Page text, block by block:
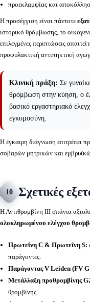
προεκλαμψίας και
Η προσέγγιση είναι πάντοτε
ιστορικό θρόμβωσης, το
επιλεγμένες περιπτώσεις
προφυλακτική αντιπηκτική
Κλινική πράξη: Σε
θρόμβωση στην κύηση, ο
βασικό εργαστηριακό
εγκυμοσύνη.
Η έγκαιρη διάγνωση επιτρέπει
σοβαρών μητρικών και
10 Σχετικές
Η Αντιθρομβίνη ΙΙΙ σπάνια
ολοκληρωμένου ελέγχου
Πρωτεΐνη C & Πρωτεΐνη S:
παράγοντες.
Παράγοντας V Leiden (FV
Μετάλλαξη προθρομβίνης
θρομβίνης.